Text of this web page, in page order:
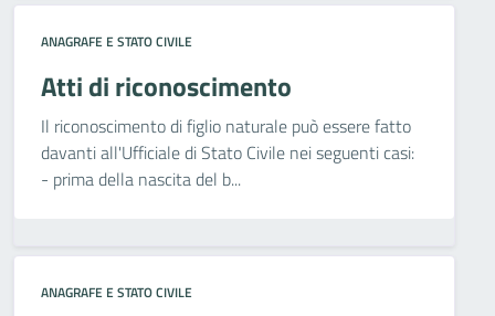
ANAGRAFE E STATO CIVILE
Atti di riconoscimento
Il riconoscimento di figlio naturale può essere fatto
davanti all'Ufficiale di Stato Civile nei seguenti casi:
- prima della nascita del b...
ANAGRAFE E STATO CIVILE